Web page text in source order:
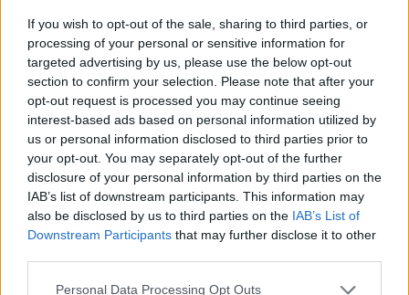
If you wish to opt-out of the sale, sharing to third parties, or
processing of your personal or sensitive information for
targeted advertising by us, please use the below opt-out
section to confirm your selection. Please note that after your
opt-out request is processed you may continue seeing
interest-based ads based on personal information utilized by
us or personal information disclosed to third parties prior to
your opt-out. You may separately opt-out of the further
disclosure of your personal information by third parties on the
IAB’s list of downstream participants. This information may
also be disclosed by us to third parties on the IAB’s List of
Downstream Participants that may further disclose it to other
Personal Data Processing Opt Outs
σημάδι. Τα νέα δεδομένα προσθέτουν
έναν ακόμη λόγο ανησυχίας.
Περίπου το1,6% των ασθενώνπου
ανέφεραν μόνο μυγάκια διαγνώστηκαν
μερήξη ή αποκόλληση
αμφιβληστροειδούς. Το ποσοστό αυτό
ήτανελαφρώς υψηλότεροαπό εκείνο